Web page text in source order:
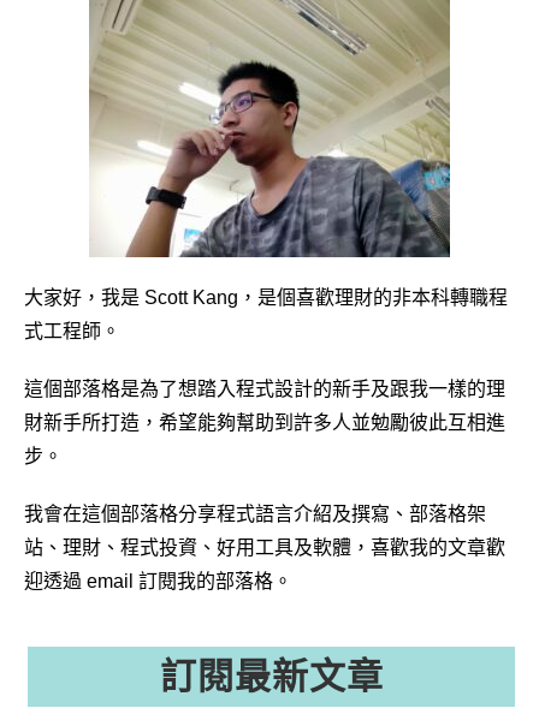
大家好，我是 Scott Kang，是個喜歡理財的非本科轉職程
式工程師。
這個部落格是為了想踏入程式設計的新手及跟我一樣的理
財新手所打造，希望能夠幫助到許多人並勉勵彼此互相進
步。
我會在這個部落格分享程式語言介紹及撰寫、部落格架
站、理財、程式投資、好用工具及軟體，喜歡我的文章歡
迎透過 email 訂閱我的部落格。
訂閱最新文章